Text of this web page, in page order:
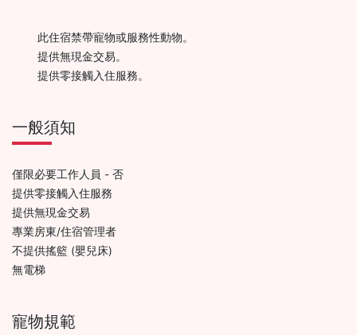
此住宿禁帶寵物或服務性動物。
提供無現金交易。
提供零接觸入住服務。
一般須知
僅限必要工作人員 - 否
提供零接觸入住服務
提供無現金交易
專業房東/住宿管理者
不提供搖籃 (嬰兒床)
無電梯
寵物規範